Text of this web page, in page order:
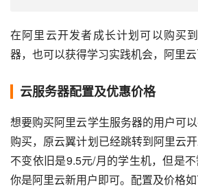
在阿里云开发者成长计划可以购买
器，也可以获得学习实践机会，阿里云
云服务器配置及优惠价格
想要购买阿里云学生服务器的用户可
购买，原云翼计划已经跳转到阿里云
不变依旧是9.5元/月的学生机，但是
你是阿里云新用户即可。配置及价格如